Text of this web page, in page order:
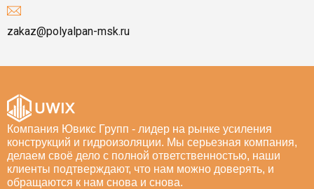
zakaz@polyalpan-msk.ru
Компания Ювикс Групп - лидер на рынке усиления
конструкций и гидроизоляции. Мы серьезная компания,
делаем своё дело с полной ответственностью, наши
клиенты подтверждают, что нам можно доверять, и
обращаются к нам снова и снова.